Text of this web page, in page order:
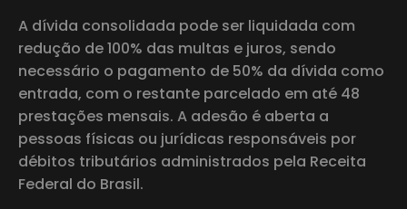
A dívida consolidada pode ser liquidada com
redução de 100% das multas e juros, sendo
necessário o pagamento de 50% da dívida como
entrada, com o restante parcelado em até 48
prestações mensais. A adesão é aberta a
pessoas físicas ou jurídicas responsáveis por
débitos tributários administrados pela Receita
Federal do Brasil.